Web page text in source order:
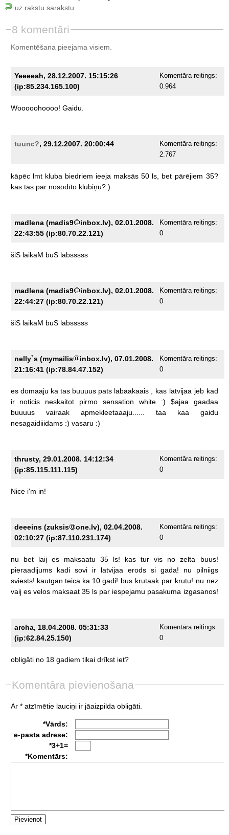
uz rakstu sarakstu
8 komentāri
Komentēšana pieejama visiem.
Yeeeeah, 28.12.2007. 15:15:26
(ip:85.234.165.100)
Komentāra reitings:
0.964
Wooooohoooo! Gaidu.
tuunc?, 29.12.2007. 20:00:44
Komentāra reitings:
2.767
kāpēc lmt kluba biedriem ieeja maksās 50 ls, bet pārējiem 35?
kas tas par nosodīto klubiņu?:)
madlena (madis9
inbox.lv), 02.01.2008.
22:43:55 (ip:80.70.22.121)
Komentāra reitings:
0
šiS laikaM buS labsssss
madlena (madis9
inbox.lv), 02.01.2008.
22:44:27 (ip:80.70.22.121)
Komentāra reitings:
0
šiS laikaM buS labsssss
nelly`s (mymailis
inbox.lv), 07.01.2008.
21:16:41 (ip:78.84.47.152)
Komentāra reitings:
0
es domaaju ka tas buuuus pats labaakaais kas latvijaa jeb kad
ir
noticis neskaitot pirmo sensation white :) $ajaa
gaadaa
buuuus
vairaak apmekleetaaaju...... taa kaa
gaidu
nesagaidiiidams :) vasaru :)
thrusty, 29.01.2008. 14:12:34
(ip:85.115.111.115)
Komentāra reitings:
0
Nice i'm in!
deeeins (zuksis
one.lv), 02.04.2008.
02:10:27 (ip:87.110.231.174)
Komentāra reitings:
0
nu bet laij es maksaatu 35 ls! kas tur vis no zelta
buus!
pieraadijums
kadi sovi ir latvijaa erods si gada! nu
pilniigs
sviests! kautgan teica ka 10 gadi! bus krutaak par krutu! nu nez
vaij es velos maksaat 35 ls par iespejamu pasakuma izgasanos!
archa, 18.04.2008. 05:31:33
(ip:62.84.25.150)
Komentāra reitings:
0
obligāti no 18 gadiem tikai drīkst iet?
Komentāra pievienošana
Ar * atzīmētie lauciņi ir jāaizpilda obligāti.
*Vārds:
e-pasta adrese:
*3+1=
*Komentārs: